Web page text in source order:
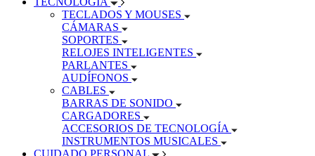
TECLADOS Y MOUSES
CÁMARAS
SOPORTES
RELOJES INTELIGENTES
PARLANTES
AUDÍFONOS
CABLES
BARRAS DE SONIDO
CARGADORES
ACCESORIOS DE TECNOLOGÍA
INSTRUMENTOS MUSICALES
CUIDADO PERSONAL